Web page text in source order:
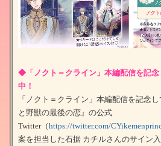
◆「ノクト＝クライン」本編配信を記
中！
「ノクト＝クライン」本編配信を記念
と野獣の最後の恋』の公式
Twitter（https://twitter.com/
案を担当した石据 カチルさんのサイン